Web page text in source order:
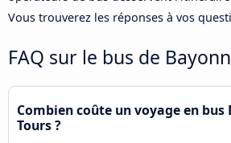
Vous trouverez les réponses à vos
FAQ sur le bus de
Combien coûte un voyage en bus
Tours ?